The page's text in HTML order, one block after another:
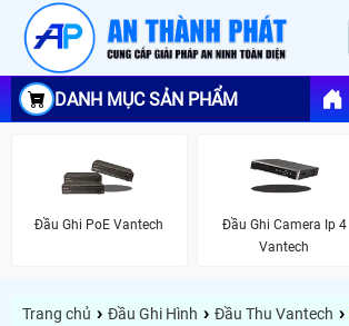
DANH MỤC SẢN PHẨM
Đầu Ghi PoE Vantech
Đầu Ghi Camera Ip 4
Vantech
Trang chủ › Đầu Ghi Hình › Đầu Thu Vantech ›